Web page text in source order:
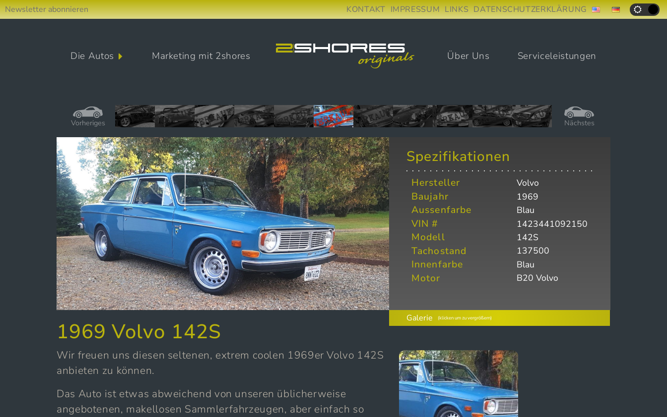
Newsletter abonnieren KONTAKT IMPRESSUM LINKS DATENSCHUTZERKLÄRUNG
Hauptnavigation
Die Autos Marketing mit 2shores Über Uns Serviceleistungen
Vorheriges Nächstes
Spezifikationen
Hersteller
Baujahr
Aussenfarbe
VIN #
Modell
Tachostand
Innenfarbe
Motor
Volvo
1969
Blau
1423441092150
142S
137500
Blau
B20 Volvo
1969 Volvo 142S
Wir freuen uns diesen seltenen, extrem coolen 1969er Volvo 142S
anbieten zu können.
Das Auto ist etwas abweichend von unseren üblicherweise
angebotenen, makellosen Sammlerfahrzeugen, aber einfach so
Galerie (klicken um zu vergrößern)